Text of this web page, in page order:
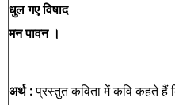
धुल गए विषाद
मन पावन ।
अर्थ :प्रस्तुत कविता में कवि कहते हैं